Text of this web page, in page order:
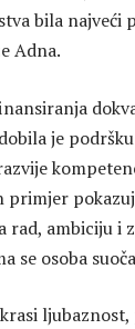
bila najveći
Adna.
je
primjer
rad, ambiciju i
se osoba